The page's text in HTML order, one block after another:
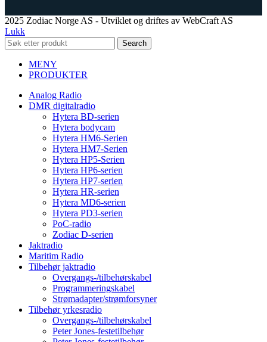
2025 Zodiac Norge AS - Utviklet og driftes av WebCraft AS
Lukk
Search
MENY
PRODUKTER
Analog Radio
DMR digitalradio
Hytera BD-serien
Hytera bodycam
Hytera HM6-Serien
Hytera HM7-Serien
Hytera HP5-Serien
Hytera HP6-serien
Hytera HP7-serien
Hytera HR-serien
Hytera MD6-serien
Hytera PD3-serien
PoC-radio
Zodiac D-serien
Jaktradio
Maritim Radio
Tilbehør jaktradio
Overgangs-/tilbehørskabel
Programmeringskabel
Strømadapter/strømforsyner
Tilbehør yrkesradio
Overgangs-/tilbehørskabel
Peter Jones-festetilbehør